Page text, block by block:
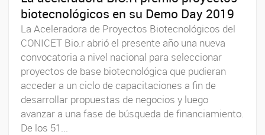
biotecnológicos en su Demo Day 2019
La Aceleradora de Proyectos Biotecnológicos del
CONICET Bio.r abrió el presente año una nueva
convocatoria a nivel nacional para seleccionar
proyectos de base biotecnológica que pudieran
acceder a un ciclo de capacitaciones a fin de
desarrollar propuestas de negocios y luego
avanzar a una fase de búsqueda de financiamiento.
De los 51...